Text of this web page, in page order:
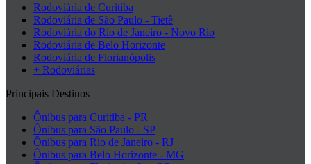
Rodoviária de Curitiba
Rodoviária de São Paulo - Tietê
Rodoviária do Rio de Janeiro - Novo Rio
Rodoviária de Belo Horizonte
Rodoviária de Florianópolis
+ Rodoviárias
Principais Destinos
Ônibus para Curitiba - PR
Ônibus para São Paulo - SP
Ônibus para Rio de Janeiro - RJ
Ônibus para Belo Horizonte - MG